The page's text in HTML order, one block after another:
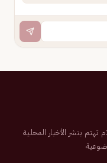
صحيفة إلكترونية سعودية تم تأسيسها عام 2007م تهتم بنشر الأخبار المحلية